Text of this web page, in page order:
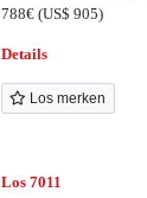
788€ (US$ 905)
Details
Los merken
Los 7011